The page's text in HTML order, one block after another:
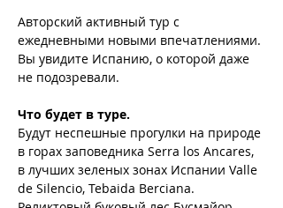
Авторский активный тур с
ежедневными новыми впечатлениями.
Вы увидите Испанию, о которой даже
не подозревали.
Что будет в туре.
Будут неспешные прогулки на природе
в горах заповедника Serra los Ancares,
в лучших зеленых зонах Испании Valle
de Silencio, Tebaida Berciana.